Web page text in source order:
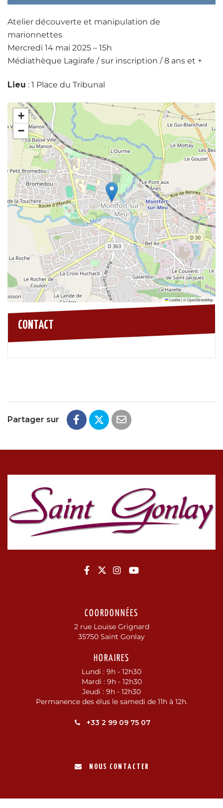
Atelier découverte et manipulation de
marionnettes
Mercredi 14 mai 2025 – 15h
Médiathèque Lagirafe / sur inscription / 8 ans et +
Lieu : 1 Place du Tribunal
+
−
Leaflet|©OpenStreetMap
CONTACT
Partager sur
Lien vers le compte Facebook
Lien vers le compte Twitter
Lien vers le compte
Lien vers la chaîne
COORDONNÉES
2 rue Louise Grignard
35750 Saint Gonlay
HORAIRES
Lundi : 9h - 12h30
Mardi : 9h - 12h30
Jeudi : 9h - 12h30
Permanence des élus le samedi de 11h à 12h.
+33 2 99 09 75 07
NOUS CONTACTER